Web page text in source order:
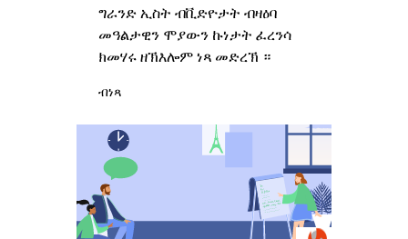
ግራንድ ኢስት ብቪድዮታት ብዛዕባ
መዓልታዊን ሞያውን ኩነታት ፈረንሳ
ክመሃሩ ዘኽእሎም ነጻ መድረኽ ።
ብነጻ